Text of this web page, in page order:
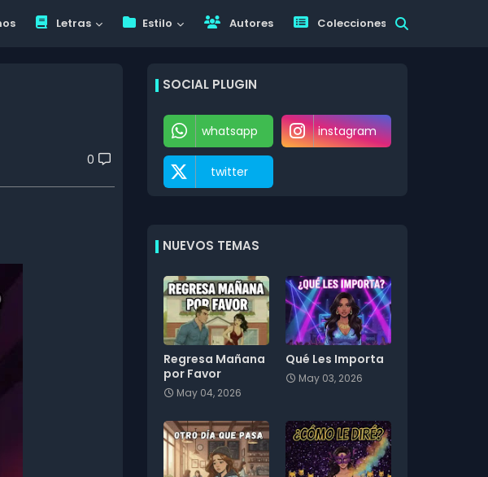
Letras Estilo Autores Colecciones
0
SOCIAL PLUGIN
whatsapp instagram
twitter
NUEVOS TEMAS
Regresa Mañana
por Favor
May 04, 2026
Qué Les Importa
May 03, 2026